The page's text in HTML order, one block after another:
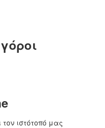
τον ιστότοπό μας